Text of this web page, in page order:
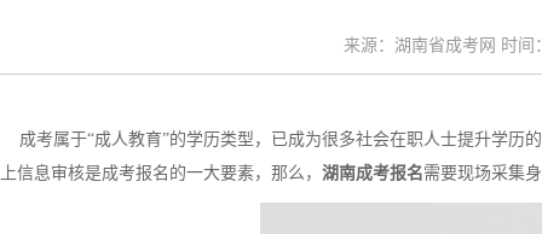
来源：湖南省成考网 时间
成考属于“成人教育”的学历类型，已成为很多社会在职人士提升学历
上信息审核是成考报名的一大要素，那么， 湖南成考报名需要现场采集